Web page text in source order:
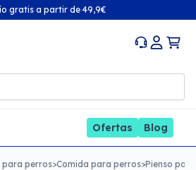
gratis a partir de 49,9€
Ofertas Blog
para perros>Comida para perros>Pienso